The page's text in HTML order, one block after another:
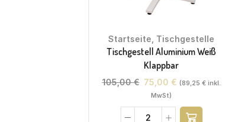
Startseite Tischgestelle
Tischgestell Aluminium Weiß
Klappbar
105,00€ 75,00 € (89,25 €inkl.
MwSt)